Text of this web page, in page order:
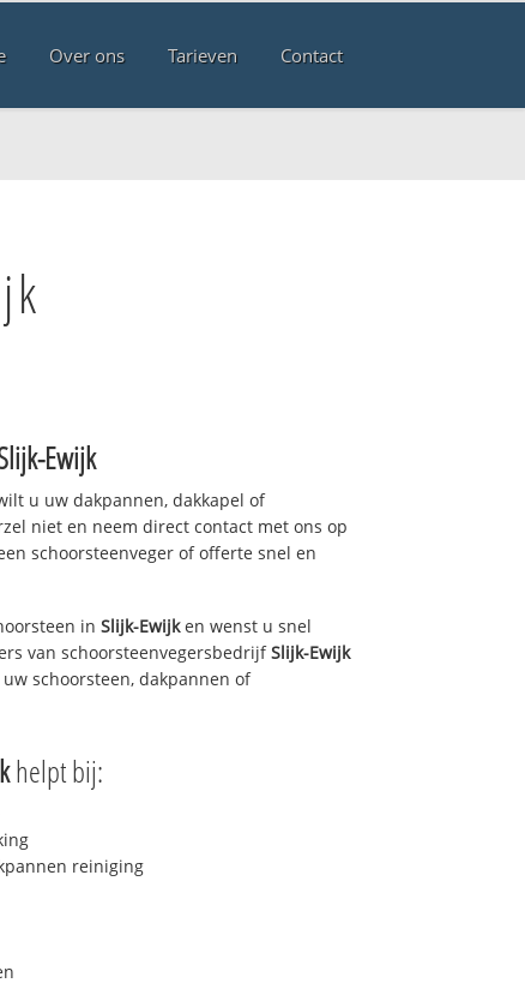
Over ons Tarieven Contact
Ewijk
u uw dakpannen, dakkapel of
niet en neem direct contact met ons op
schoorsteenveger of offerte snel en
in Slijk-Ewijken wenst u snel
van schoorsteenvegersbedrijfSlijk-Ewijk
schoorsteen, dakpannen of
helpt bij:
reiniging